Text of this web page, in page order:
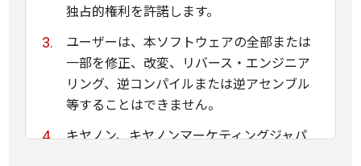
独占的権利を許諾します。
ユーザーは、本ソフトウェアの全部または
一部を修正、改変、リバース・エンジニア
リング、逆コンパイルまたは逆アセンブル
等することはできません。
キヤノン、キヤノンマーケティングジャパ